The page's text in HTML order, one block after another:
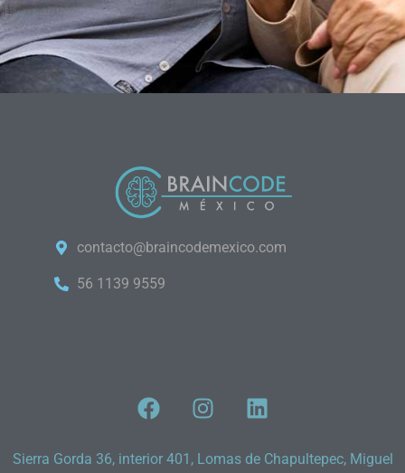
contacto@braincodemexico.com
56 1139 9559
Sierra Gorda 36, interior 401, Lomas de Chapultepec, Miguel